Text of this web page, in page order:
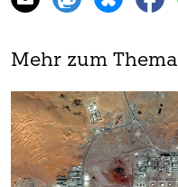
Mehr zum Thema